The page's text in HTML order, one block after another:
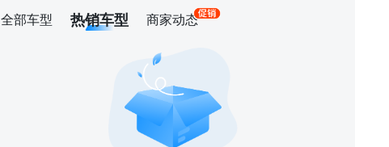
全部车型 热销车型 商家动态